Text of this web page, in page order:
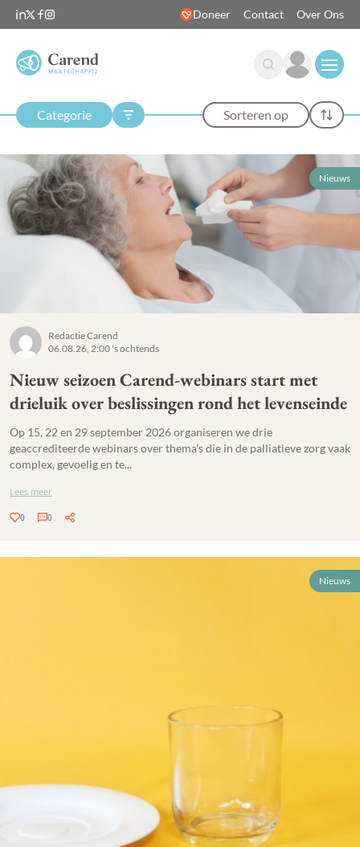
Doneer Contact Over Ons
Categorie Sorteren op
Nieuws
Redactie Carend
06.08.26, 2:00 's ochtends
Nieuw seizoen Carend-webinars start met
drieluik over beslissingen rond het levenseinde
Op 15, 22 en 29 september 2026 organiseren we drie
geaccrediteerde webinars over thema’s die in de palliatieve zorg vaak
complex, gevoelig en te...
Lees meer
0 0
Nieuws